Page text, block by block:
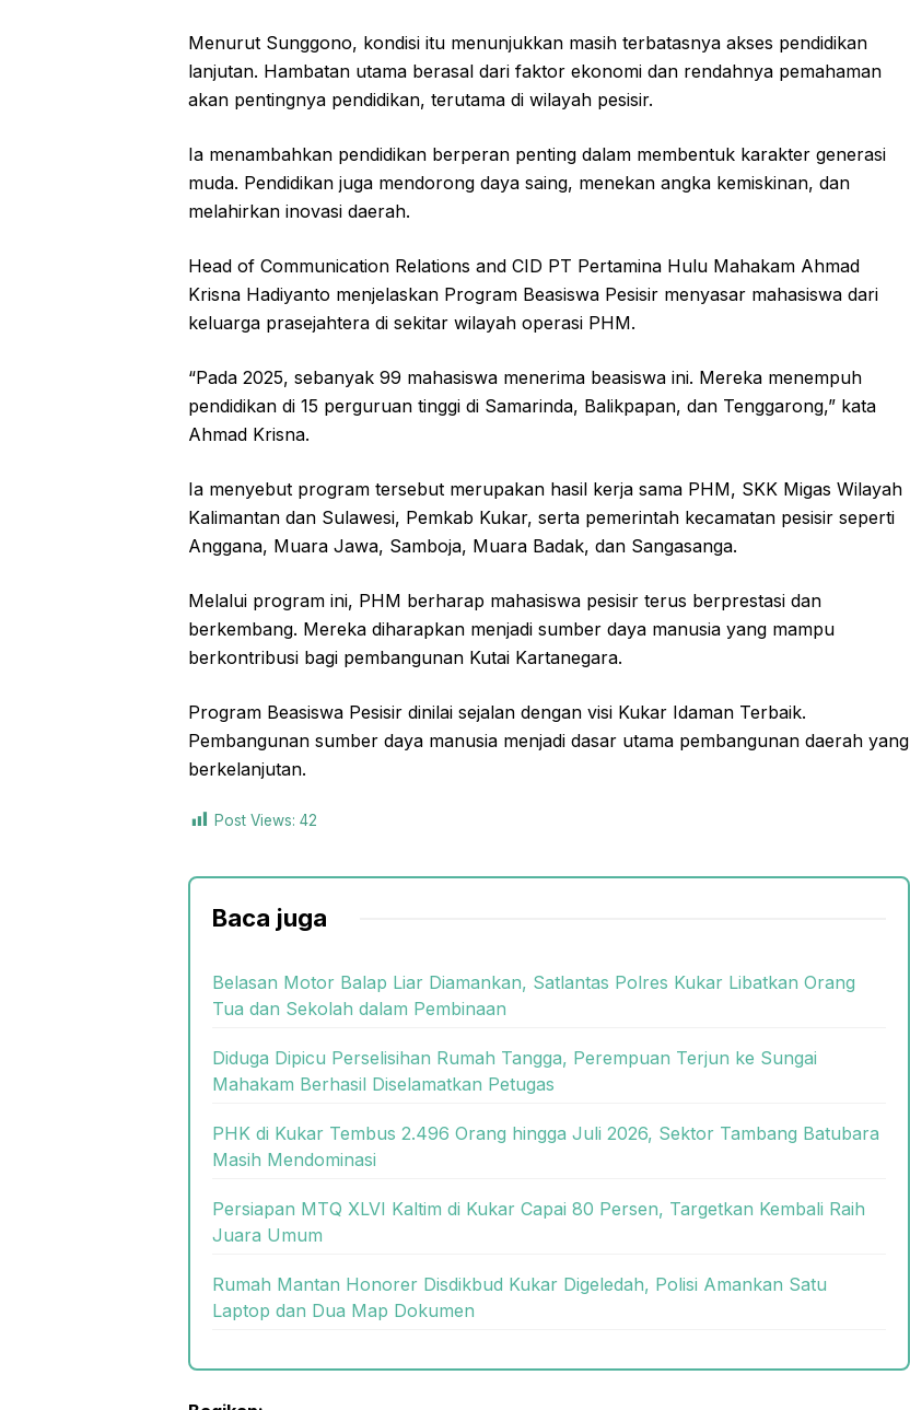
Menurut Sunggono, kondisi itu menunjukkan masih terbatasnya akses pendidikan
lanjutan. Hambatan utama berasal dari faktor ekonomi dan rendahnya pemahaman
akan pentingnya pendidikan, terutama di wilayah pesisir.
Ia menambahkan pendidikan berperan penting dalam membentuk karakter generasi
muda. Pendidikan juga mendorong daya saing, menekan angka kemiskinan, dan
melahirkan inovasi daerah.
Head of Communication Relations and CID PT Pertamina Hulu Mahakam Ahmad
Krisna Hadiyanto menjelaskan Program Beasiswa Pesisir menyasar mahasiswa dari
keluarga prasejahtera di sekitar wilayah operasi PHM.
“Pada 2025, sebanyak 99 mahasiswa menerima beasiswa ini. Mereka menempuh
pendidikan di 15 perguruan tinggi di Samarinda, Balikpapan, dan Tenggarong,” kata
Ahmad Krisna.
Ia menyebut program tersebut merupakan hasil kerja sama PHM, SKK Migas Wilayah
Kalimantan dan Sulawesi, Pemkab Kukar, serta pemerintah kecamatan pesisir seperti
Anggana, Muara Jawa, Samboja, Muara Badak, dan Sangasanga.
Melalui program ini, PHM berharap mahasiswa pesisir terus berprestasi dan
berkembang. Mereka diharapkan menjadi sumber daya manusia yang mampu
berkontribusi bagi pembangunan Kutai Kartanegara.
Program Beasiswa Pesisir dinilai sejalan dengan visi Kukar Idaman Terbaik.
Pembangunan sumber daya manusia menjadi dasar utama pembangunan daerah yang
berkelanjutan.
Post Views: 42
Baca juga
Belasan Motor Balap Liar Diamankan, Satlantas Polres Kukar Libatkan Orang
Tua dan Sekolah dalam Pembinaan
Diduga Dipicu Perselisihan Rumah Tangga, Perempuan Terjun ke Sungai
Mahakam Berhasil Diselamatkan Petugas
PHK di Kukar Tembus 2.496 Orang hingga Juli 2026, Sektor Tambang Batubara
Masih Mendominasi
Persiapan MTQ XLVI Kaltim di Kukar Capai 80 Persen, Targetkan Kembali Raih
Juara Umum
Rumah Mantan Honorer Disdikbud Kukar Digeledah, Polisi Amankan Satu
Laptop dan Dua Map Dokumen